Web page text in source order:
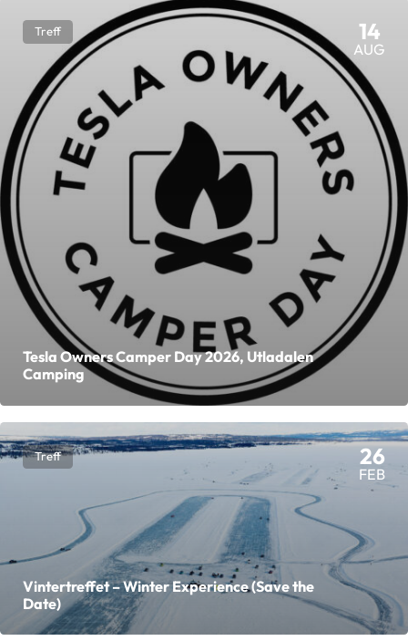
Treff 14
AUG
Tesla Owners Camper Day 2026, Utladalen
Camping
Treff 26
FEB
Vintertreffet – Winter Experience (Save the
Date)